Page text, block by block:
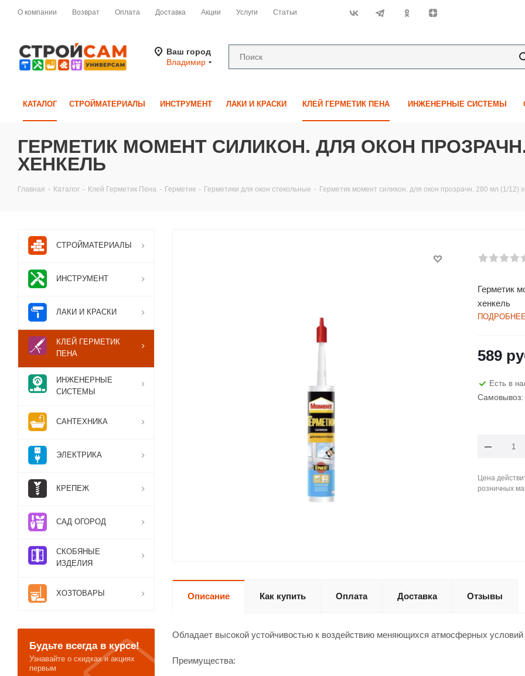
О компании Возврат Оплата Доставка Акции Услуги Статьи
Ваш город
Владимир
КАТАЛОГ СТРОЙМАТЕРИАЛЫ ИНСТРУМЕНТ ЛАКИ И КРАСКИ КЛЕЙ ГЕРМЕТИК ПЕНА ИНЖЕНЕРНЫЕ СИСТЕМЫ
ГЕРМЕТИК МОМЕНТ СИЛИКОН. ДЛЯ ОКОН ПРОЗРАЧН.
ХЕНКЕЛЬ
Главная - Каталог - Клей Герметик Пена - Герметик - Герметики для окон стекольные - Герметик момент силикон. для окон прозрачн. 280 мл (1/12)
Герметик
хенкель
589
Есть в
Самовывоз:
Цена
розничных
Описание Как купить Оплата Доставка Отзывы
Обладает высокой устойчивостью к воздействию меняющихся атмосферных
Преимущества:
СТРОЙМАТЕРИАЛЫ
ИНСТРУМЕНТ
ЛАКИ И КРАСКИ
КЛЕЙ ГЕРМЕТИК
ПЕНА
ИНЖЕНЕРНЫЕ
СИСТЕМЫ
САНТЕХНИКА
ЭЛЕКТРИКА
КРЕПЕЖ
САД ОГОРОД
СКОБЯНЫЕ
ИЗДЕЛИЯ
ХОЗТОВАРЫ
Будьте всегда в курсе!
Узнавайте о скидках и акциях
первым